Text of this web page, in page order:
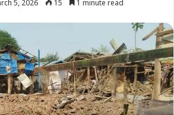
5, 2026 15 1 minute read